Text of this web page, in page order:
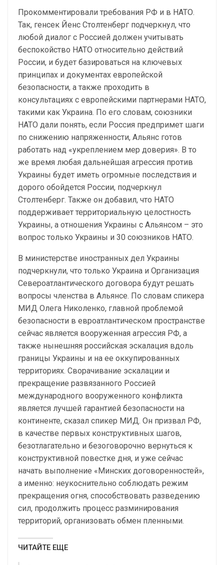
Прокомментировали требования РФ и в НАТО.
Так, генсек Йенс Столтенберг подчеркнул, что
любой диалог с Россией должен учитывать
беспокойство НАТО относительно действий
России, и будет базироваться на ключевых
принципах и документах европейской
безопасности, а также проходить в
консультациях с европейскими партнерами НАТО,
такими как Украина. По его словам, союзники
НАТО дали понять, если Россия предпримет шаги
по снижению напряженности, Альянс готов
работать над «укреплением мер доверия». В то
же время любая дальнейшая агрессия против
Украины будет иметь огромные последствия и
дорого обойдется России, подчеркнул
Столтенберг. Также он добавил, что НАТО
поддерживает территориальную целостность
Украины, а отношения Украины с Альянсом – это
вопрос только Украины и 30 союзников НАТО.
В министерстве иностранных дел Украины
подчеркнули, что только Украина и Организация
Североатлантического договора будут решать
вопросы членства в Альянсе. По словам спикера
МИД Олега Николенко, главной проблемой
безопасности в евроатлантическом пространстве
сейчас является вооруженная агрессия РФ, а
также нынешняя российская эскалация вдоль
границы Украины и на ее оккупированных
территориях. Сворачивание эскалации и
прекращение развязанного Россией
международного вооруженного конфликта
является лучшей гарантией безопасности на
континенте, сказал спикер МИД. Он призвал РФ,
в качестве первых конструктивных шагов,
безотлагательно и безоговорочно вернуться к
конструктивной повестке дня, и уже сейчас
начать выполнение «Минских договоренностей»,
а именно: неукоснительно соблюдать режим
прекращения огня, способствовать разведению
сил, продолжить процесс разминирования
территорий, организовать обмен пленными.
ЧИТАЙТЕ ЕЩЕ